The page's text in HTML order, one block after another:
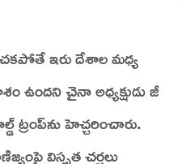
ఇరు దేశాల మధ్య
ఉందని చైనా అధ్యక్షుడు జీ
ట్రంప్‌ను హెచ్చరించారు.
విస్తృత చర్చలు